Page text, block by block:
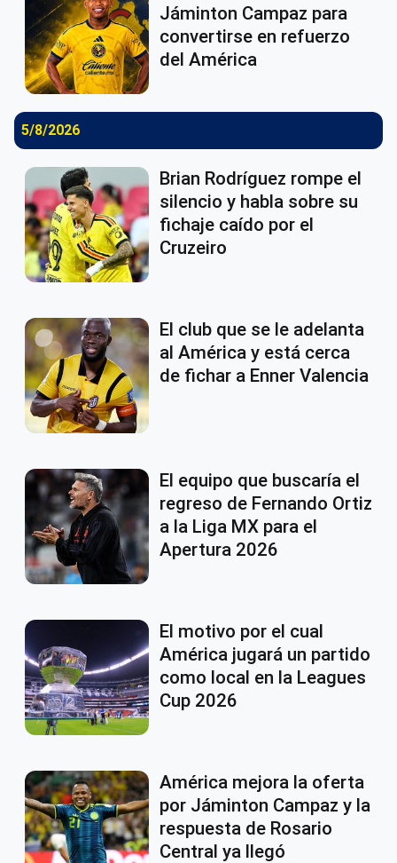
Jáminton Campaz para
convertirse en refuerzo
del América
5/8/2026
Brian Rodríguez rompe el
silencio y habla sobre su
fichaje caído por el
Cruzeiro
El club que se le adelanta
al América y está cerca
de fichar a Enner Valencia
El equipo que buscaría el
regreso de Fernando Ortiz
a la Liga MX para el
Apertura 2026
El motivo por el cual
América jugará un partido
como local en la Leagues
Cup 2026
América mejora la oferta
por Jáminton Campaz y la
respuesta de Rosario
Central ya llegó